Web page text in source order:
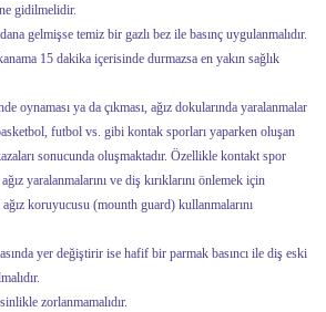
gidilmelidir.
gelmişse temiz bir gazlı bez ile basınç uygulanmalıdır.
15 dakika içerisinde durmazsa en yakın sağlık
oynaması ya da çıkması, ağız dokularında yaralanmalar
futbol vs. gibi kontak sporları yaparken oluşan
sonucunda oluşmaktadır. Özellikle kontakt spor
yaralanmalarını ve diş kırıklarını önlemek için
koruyucusu (mounth guard) kullanmalarını
yer değiştirir ise hafif bir parmak basıncı ile diş eski
zorlanmamalıdır.